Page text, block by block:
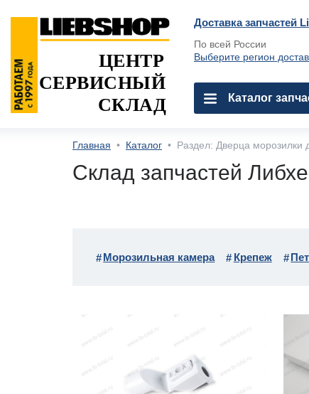
Доставка запчастей
По всей России
Выберите регион
ЦЕНТР
СЕРВИСНЫЙ
СКЛАД
Каталог
Главная • Каталог • Раздел: Дверца морозилки
Склад запчастей
Морозильная камера Крепеж